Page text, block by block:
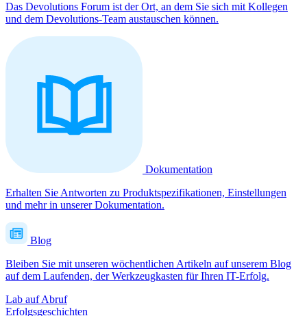
Das Devolutions Forum ist der Ort, an dem Sie sich mit Kollegen
und dem Devolutions-Team austauschen können.
Dokumentation
Erhalten Sie Antworten zu Produktspezifikationen, Einstellungen
und mehr in unserer Dokumentation.
Blog
Bleiben Sie mit unseren wöchentlichen Artikeln auf unserem Blog
auf dem Laufenden, der Werkzeugkasten für Ihren IT-Erfolg.
Lab auf Abruf
Erfolgsgeschichten